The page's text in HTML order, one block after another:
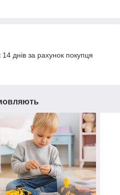
днів за рахунок покупця